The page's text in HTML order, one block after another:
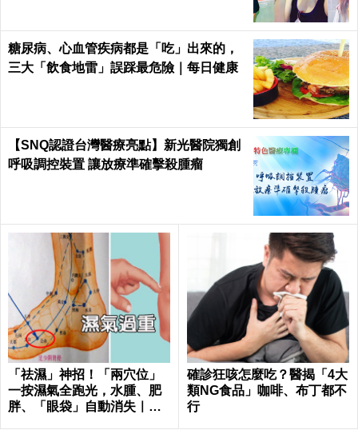
糖尿病、心血管疾病都是「吃」出來的，
三大「飲食地雷」誤踩最危險｜每日健康
【SNQ認證台灣醫療亮點】新光醫院獨創
呼吸調控裝置 讓放療準確擊殺腫瘤
「祛濕」神招！「兩穴位」
一按濕氣全跑光，水腫、肥
胖、「眼袋」自動消失｜每
確診狂咳怎麼吃？醫揭「4大
類NG食品」咖啡、布丁都不
行